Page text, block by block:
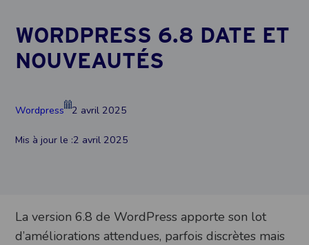
WORDPRESS 6.8 DATE ET
NOUVEAUTÉS
Wordpress 2 avril 2025
Mis à jour le :2 avril 2025
La version 6.8 de WordPress apporte son lot
d’améliorations attendues, parfois discrètes mais